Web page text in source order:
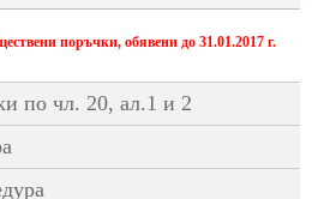
поръчки, обявени до 31.01.2017 г.
по чл. 20, ал.1 и 2